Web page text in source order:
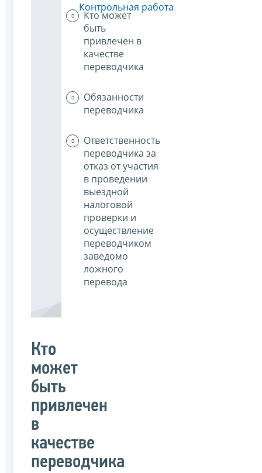
Кто может
быть
привлечен в
качестве
переводчика
Обязанности
переводчика
Ответственность
переводчика за
отказ от участия
в проведении
выездной
налоговой
проверки и
осуществление
переводчиком
заведомо
ложного
перевода
Кто
может
быть
привлечен
в
качестве
переводчика
Контрольная работа